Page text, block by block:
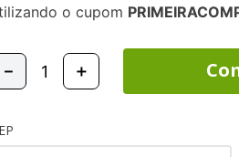
o cupom
＋
－